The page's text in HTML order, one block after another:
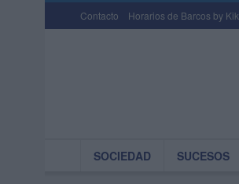
Contacto Horarios de Barcos by
SOCIEDAD SUCESOS